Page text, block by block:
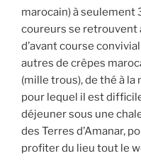
marocain) à seulement
coureurs se retrouvent
d’avant course
autres de crêpes
(mille trous), de thé à
pour lequel il est
déjeuner sous une
des Terres d’Amanar,
profiter du lieu tout le